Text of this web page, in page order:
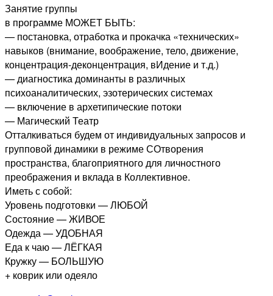
Занятие группы
в программе МОЖЕТ БЫТЬ:
— постановка, отработка и прокачка «технических»
навыков (внимание, воображение, тело, движение,
концентрация-деконцентрация, вИдение и т.д.)
— диагностика доминанты в различных
психоаналитических, эзотерических системах
— включение в архетипические потоки
— Магический Театр
Отталкиваться будем от индивидуальных запросов и
групповой динамики в режиме СОтворения
пространства, благоприятного для личностного
преображения и вклада в Коллективное.
Иметь с собой:
Уровень подготовки — ЛЮБОЙ
Состояние — ЖИВОЕ
Одежда — УДОБНАЯ
Еда к чаю — ЛЁГКАЯ
Кружку — БОЛЬШУЮ
+ коврик или одеяло